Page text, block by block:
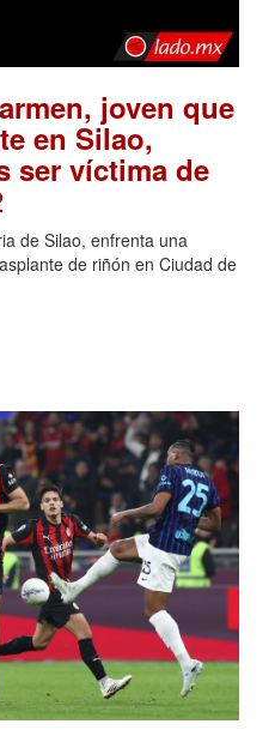
joven que
en Silao,
ser víctima de
de Silao, enfrenta una
de riñón en Ciudad de